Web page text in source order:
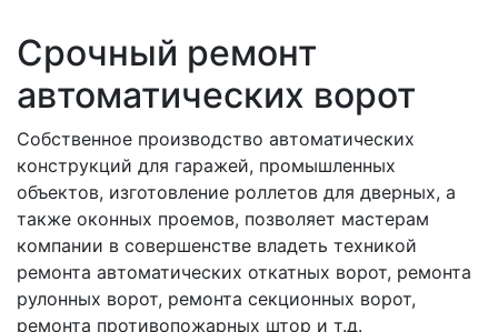
Срочный ремонт
автоматических ворот
Собственное производство автоматических
конструкций для гаражей, промышленных
объектов, изготовление роллетов для дверных, а
также оконных проемов, позволяет мастерам
компании в совершенстве владеть техникой
ремонта автоматических откатных ворот, ремонта
рулонных ворот, ремонта секционных ворот,
ремонта противопожарных штор и т.д.